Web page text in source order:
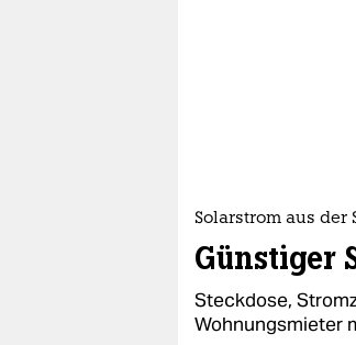
Solarstrom aus der
Günstiger
Steckdose,
Wohnungsmieter